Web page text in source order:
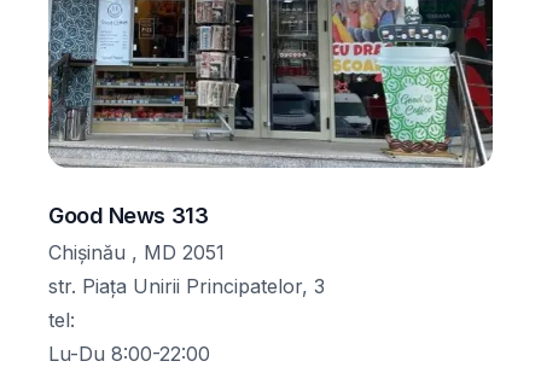
Good News 313
Chișinău , MD 2051
str. Piața Unirii Principatelor, 3
tel:
Lu-Du 8:00-22:00